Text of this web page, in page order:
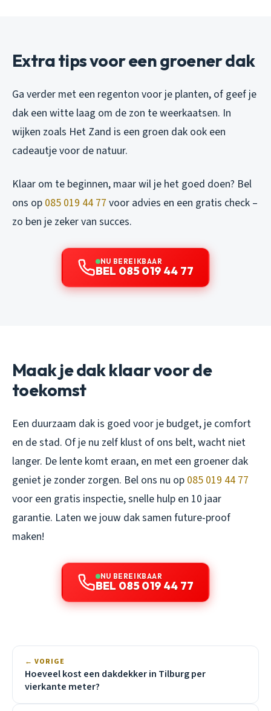
Extra tips voor een groener dak
Ga verder met een regenton voor je planten, of geef je
dak een witte laag om de zon te weerkaatsen. In
wijken zoals Het Zand is een groen dak ook een
cadeautje voor de natuur.
Klaar om te beginnen, maar wil je het goed doen? Bel
ons op 085 019 44 77 voor advies en een gratis check –
zo ben je zeker van succes.
NU BEREIKBAAR
BEL 085 019 44 77
Maak je dak klaar voor de
toekomst
Een duurzaam dak is goed voor je budget, je comfort
en de stad. Of je nu zelf klust of ons belt, wacht niet
langer. De lente komt eraan, en met een groener dak
geniet je zonder zorgen. Bel ons nu op 085 019 44 77
voor een gratis inspectie, snelle hulp en 10 jaar
garantie. Laten we jouw dak samen future-proof
maken!
NU BEREIKBAAR
BEL 085 019 44 77
← VORIGE
Hoeveel kost een dakdekker in Tilburg per
vierkante meter?